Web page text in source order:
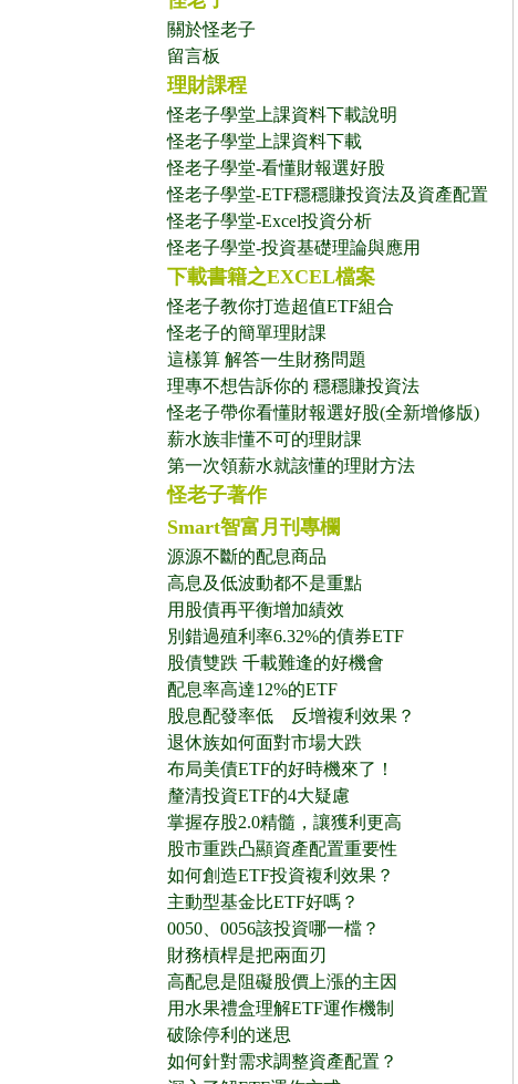
關於怪老子
留言板
理財課程
怪老子學堂上課資料下載說明
怪老子學堂上課資料下載
怪老子學堂-看懂財報選好股
怪老子學堂-ETF穩穩賺投資法及資產配置
怪老子學堂-Excel投資分析
怪老子學堂-投資基礎理論與應用
下載書籍之EXCEL檔案
怪老子教你打造超值ETF組合
怪老子的簡單理財課
這樣算 解答一生財務問題
理專不想告訴你的 穩穩賺投資法
怪老子帶你看懂財報選好股(全新增修版)
薪水族非懂不可的理財課
第一次領薪水就該懂的理財方法
怪老子著作
Smart智富月刊專欄
源源不斷的配息商品
高息及低波動都不是重點
用股債再平衡增加績效
別錯過殖利率6.32%的債券ETF
股債雙跌 千載難逢的好機會
配息率高達12%的ETF
股息配發率低 反增複利效果？
退休族如何面對市場大跌
布局美債ETF的好時機來了！
釐清投資ETF的4大疑慮
掌握存股2.0精髓，讓獲利更高
股市重跌凸顯資產配置重要性
如何創造ETF投資複利效果？
主動型基金比ETF好嗎？
0050、0056該投資哪一檔？
財務槓桿是把兩面刃
高配息是阻礙股價上漲的主因
用水果禮盒理解ETF運作機制
破除停利的迷思
如何針對需求調整資產配置？